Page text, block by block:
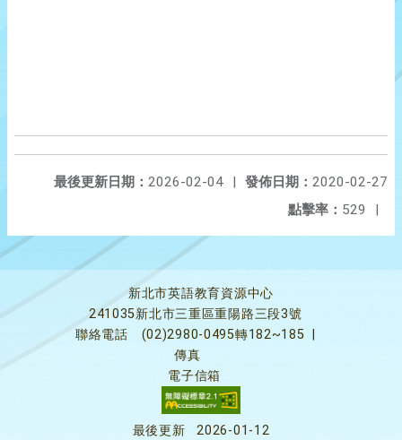
發佈日期： 2020-02-27
最後更新日期： 2026-02-04
|
點擊率： 529 |
新北市英語教育資源中心
241035新北市三重區重陽路三段3號
聯絡電話
(02)2980-0495轉182~185
傳真
電子信箱
最後更新 2026-01-12